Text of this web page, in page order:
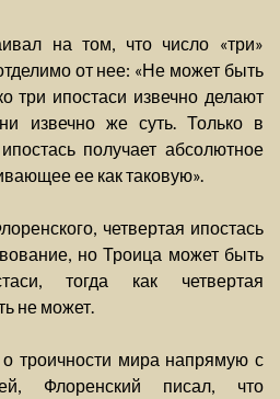
на том, что число «три»
от нее: «Не может быть
три ипостаси извечно делают
извечно же суть. Только в
получает абсолютное
ее как таковую».
четвертая ипостась
но Троица может быть
тогда как четвертая
не может.
троичности мира напрямую с
Флоренский писал, что